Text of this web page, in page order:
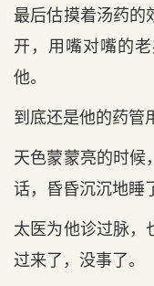
最后估摸着汤药的
开，用嘴对嘴的
他。
到底还是他的药管
天色蒙蒙亮的时候
话，昏昏沉沉地睡
太医为他诊过脉，
过来了，没事了。